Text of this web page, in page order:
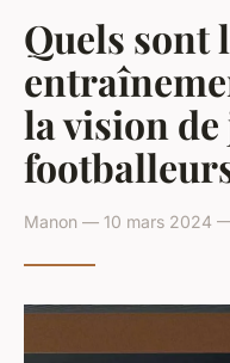
Quels sont
la vision de
Manon — 10 mars 2024